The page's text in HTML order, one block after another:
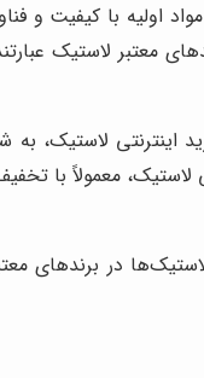
اولیه با کیفیت و
معتبر لاستیک
اینترنتی لاستیک،
لاستیک، معمولاً با
در برندهای